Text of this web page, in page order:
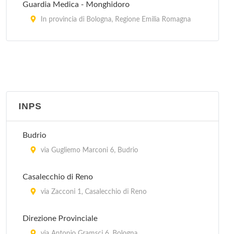
Guardia Medica - Monghidoro
In provincia di Bologna, Regione Emilia Romagna
via Porrettana 216, Sasso Marconi
INPS
Budrio
via Gugliemo Marconi 6, Budrio
Casalecchio di Reno
via Zacconi 1, Casalecchio di Reno
Direzione Provinciale